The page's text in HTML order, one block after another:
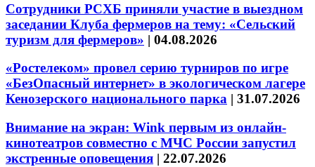
Сотрудники РСХБ приняли участие в выездном
заседании Клуба фермеров на тему: «Сельский
туризм для фермеров» | 04.08.2026
«Ростелеком» провел серию турниров по игре
«БезОпасный интернет» в экологическом лагере
Кенозерского национального парка | 31.07.2026
Внимание на экран: Wink первым из онлайн-
кинотеатров совместно с МЧС России запустил
экстренные оповещения | 22.07.2026